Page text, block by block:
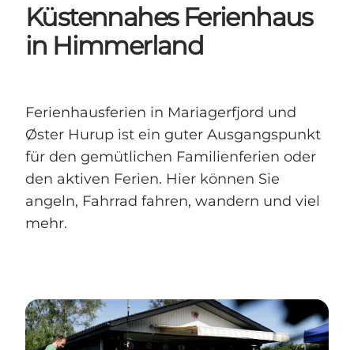
Das passiert
Reiseplanung
Praktische Informationen
Küstennahes Ferienhaus
in Himmerland
Ferienhausferien in Mariagerfjord und
Øster Hurup ist ein guter Ausgangspunkt
für den gemütlichen Familienferien oder
den aktiven Ferien. Hier können Sie
angeln, Fahrrad fahren, wandern und viel
mehr.